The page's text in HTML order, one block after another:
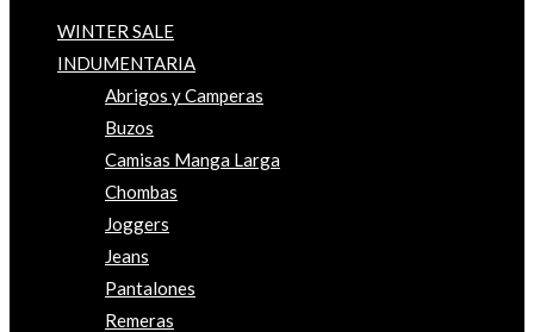
WINTER SALE
INDUMENTARIA
Abrigos y Camperas
Buzos
Camisas Manga Larga
Chombas
Joggers
Jeans
Pantalones
Remeras